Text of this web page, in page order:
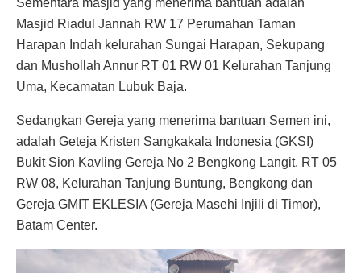
Sementara masjid yang menerima bantuan adalah
Masjid Riadul Jannah RW 17 Perumahan Taman
Harapan Indah kelurahan Sungai Harapan, Sekupang
dan Mushollah Annur RT 01 RW 01 Kelurahan Tanjung
Uma, Kecamatan Lubuk Baja.
Sedangkan Gereja yang menerima bantuan Semen ini,
adalah Geteja Kristen Sangkakala Indonesia (GKSI)
Bukit Sion Kavling Gereja No 2 Bengkong Langit, RT 05
RW 08, Kelurahan Tanjung Buntung, Bengkong dan
Gereja GMIT EKLESIA (Gereja Masehi Injili di Timor),
Batam Center.